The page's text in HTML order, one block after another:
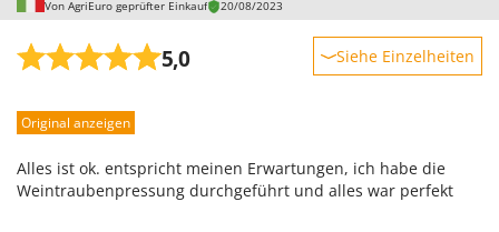
O
Officine Savioli
Olix
OMA
Omas
Von AgriEuro geprüfter Einkauf 20/08/2023
5,0 Siehe Einzelheiten
Leistung
Qualität / Preis
Original anzeigen
Alles ist ok. entspricht meinen Erwartungen, ich habe die
Weintraubenpressung durchgeführt und alles war perfekt